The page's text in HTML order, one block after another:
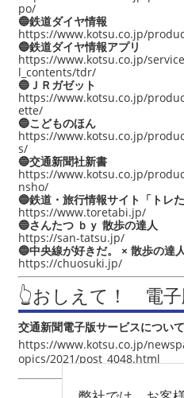
po/
🔵鉄道ダイヤ情報
https://www.kotsu.co.jp/
🔵鉄道ダイヤ情報アプリ
https://www.kotsu.co.jp/
l_contents/tdr/
🔵ＪＲガゼット
https://www.kotsu.co.jp/
ette/
🔵こどものほん
https://www.kotsu.co.jp/
s/
🔵交通新聞社新書
https://www.kotsu.co.jp/
nsho/
🔵鉄道・旅行情報サイト「トレた
https://www.toretabi.jp/
🔵さんたつ ｂｙ 散歩の達人
https://san-tatsu.jp/
🔵中央線が好きだ。 × 散歩の達
https://chuosuki.jp/
👆おしえて！ 電子
交通新聞電子版サービスについ
https://www.kotsu.co.jp/
opics/2021/post_4048.html